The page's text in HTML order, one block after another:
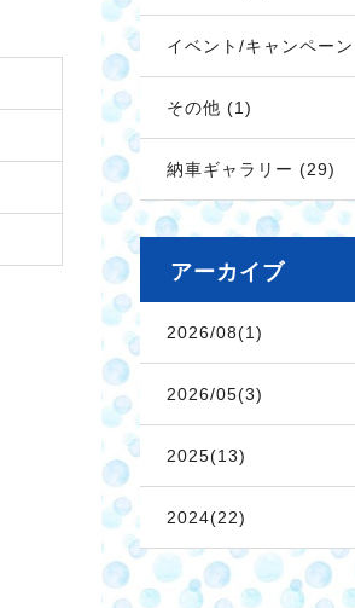
イベント/キャンペー
その他 (1)
納車ギャラリー (29)
アーカイブ
2026/08(1)
2026/05(3)
2025(13)
2024(22)